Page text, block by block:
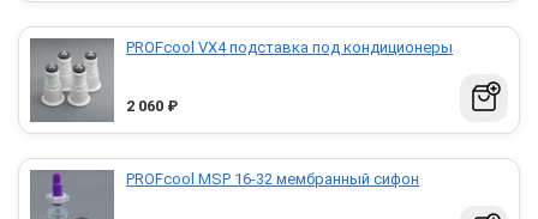
PROFcool VX4 подставка под кондиционеры
2 060 ₽
PROFcool МSP 16-32 мембранный сифон